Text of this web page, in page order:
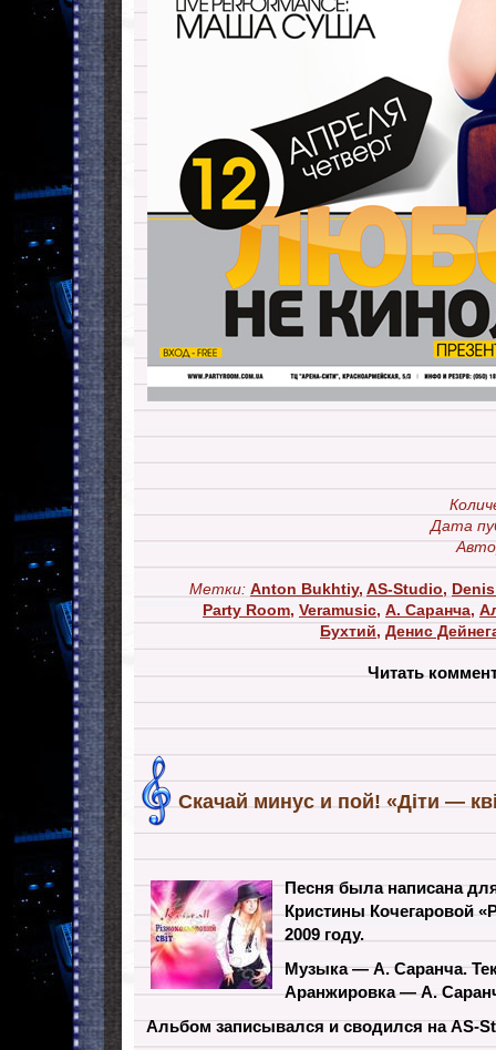
Дата
Метки: Anton Bukhtiy, AS-Studio,
Party Room, Veramusic, А. Саранча,
Бухтий, Денис
Читать
Скачай минус и пой! «Дiти —
Песня была написана
Кристины Кочегаровой
2009 году.
Музыка — А. Саранча.
Аранжировка — А.
Альбом записывался и сводился на AS-